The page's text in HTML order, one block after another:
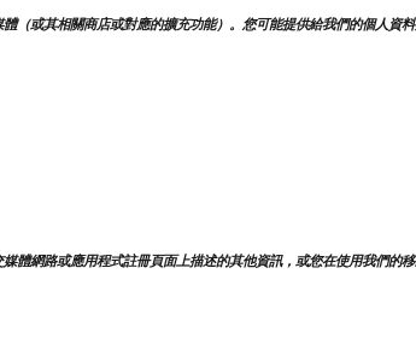
（或其相關商店或對應的擴充功能）。您可能提供給我們的個人資
體網路或應用程式註冊頁面上描述的其他資訊，或您在使用我們的